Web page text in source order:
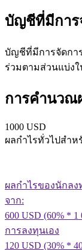
บัญชีที่มีการ
บัญชีที่มีการจัดกา
ร่วมตามส่วนแบ่ง
การคำนวณ
1000 USD
ผลกำไรทั่วไปสำห
ผลกำไรของนักลง
จาก:
600 USD (60% *
การลงทุนเอง
120 USD (30% *